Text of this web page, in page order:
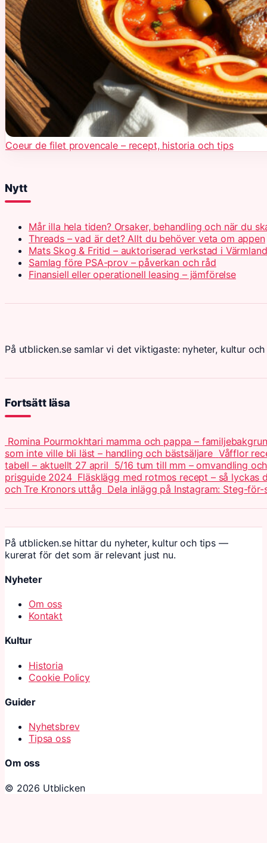
Coeur de filet provencale – recept, historia och tips
Nytt
Mår illa hela tiden? Orsaker, behandling och när du
Threads – vad är det? Allt du behöver veta om appen
Mats Skog & Fritid – auktoriserad verkstad i Värmland
Samlag före PSA-prov – påverkan och råd
Finansiell eller operationell leasing – jämförelse
På utblicken.se samlar vi det viktigaste: nyheter, kultur
Fortsätt läsa
Romina Pourmokhtari mamma och pappa –
som inte ville bli läst – handling och bästsäljare Våfflor
tabell – aktuellt 27 april 5/16 tum till mm – omvandling
prisguide 2024 Fläsklägg med rotmos recept – så lyckas
och Tre Kronors uttåg Dela inlägg på Instagram: Steg-
På utblicken.se hittar du nyheter, kultur och tips —
kurerat för det som är relevant just nu.
Nyheter
Om oss
Kontakt
Kultur
Historia
Cookie Policy
Guider
Nyhetsbrev
Tipsa oss
Om oss
© 2026 Utblicken